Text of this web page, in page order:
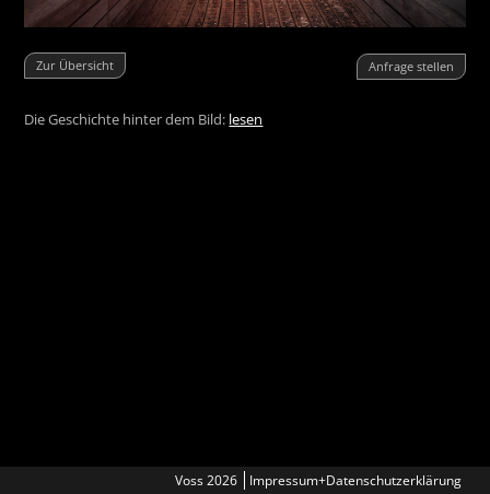
Zur Übersicht Anfrage stellen
Die Geschichte hinter dem Bild: lesen
Voss 2026 Impressum+Datenschutzerklärung